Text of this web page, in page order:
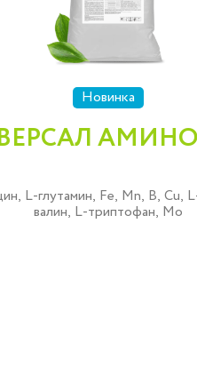
АМИНО
Новинка
L-глутамин, Fe, Mn, B, Cu,
валин, L-триптофан, Mo